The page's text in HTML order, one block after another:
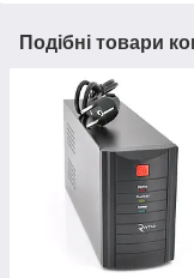
Подібні товари